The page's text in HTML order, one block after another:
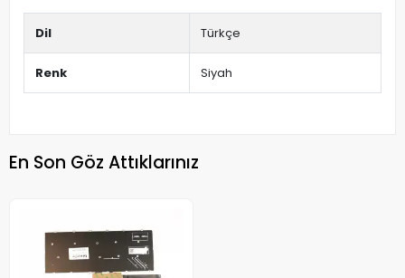
Dil Türkçe
Renk Siyah
En Son Göz Attıklarınız